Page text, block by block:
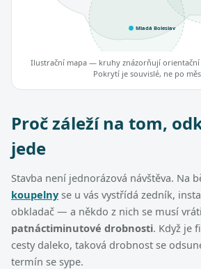
Mladá Boleslav
Ilustrační mapa — kruhy znázorňují orientační
Pokrytí je souvislé, ne po
Proč záleží na tom,
jede
Stavba není jednorázová návštěva. Na
koupelny se u vás vystřídá zedník,
obkladač — a někdo z nich se musí
patnáctiminutové drobnosti. Když je
cesty daleko, taková drobnost se
termín se sype.